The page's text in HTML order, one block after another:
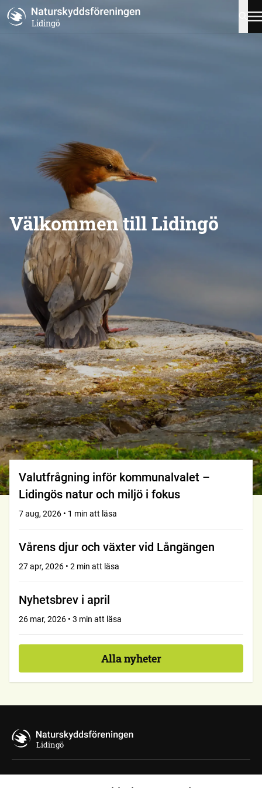
Lidingö
Välkommen till Lidingö
Valutfrågning inför kommunalvalet –
Lidingös natur och miljö i fokus
7 aug, 2026 • 1 min att läsa
Vårens djur och växter vid Långängen
27 apr, 2026 • 2 min att läsa
Nyhetsbrev i april
26 mar, 2026 • 3 min att läsa
Alla nyheter
Lidingö